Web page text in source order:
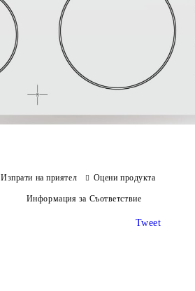
Изпрати на приятел Оцени продукта
Информация за Съответствие
Tweet